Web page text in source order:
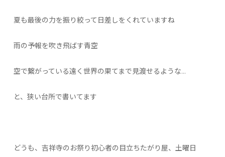
夏も最後の力を振り絞って日差しをくれていますね
雨の予報を吹き飛ばす青空
空で繋がっている遠く世界の果てまで見渡せるような…
と、狭い台所で書いてます
どうも、吉祥寺のお祭り初心者の目立ちたがり屋、土曜日